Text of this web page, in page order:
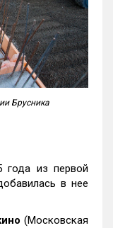
Брусника
года из первой
в нее
(Московская